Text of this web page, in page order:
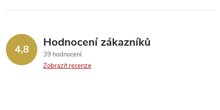
r
v
k
y
4,8 Hodnocení zákazníků
39 hodnocení
Zobrazit recenze